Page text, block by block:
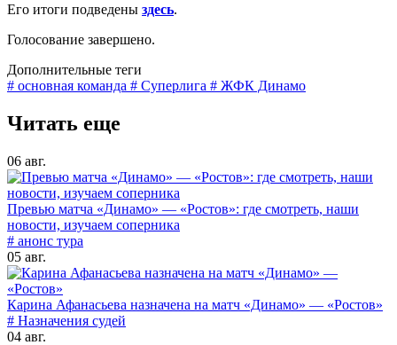
Его итоги подведены здесь.
Голосование завершено.
Дополнительные теги
# основная команда # Суперлига # ЖФК Динамо
Читать еще
06 авг.
Превью матча «Динамо» — «Ростов»: где смотреть, наши
новости, изучаем соперника
# анонс тура
05 авг.
Карина Афанасьева назначена на матч «Динамо» — «Ростов»
# Назначения судей
04 авг.